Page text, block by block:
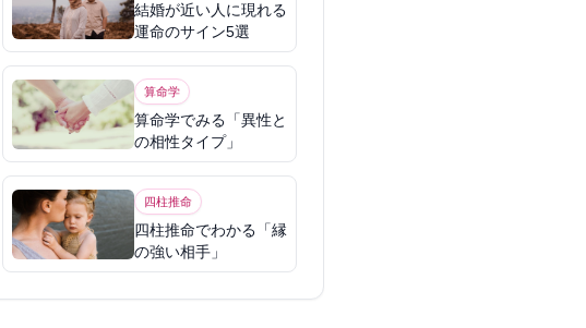
結婚が近い人に現れる
運命のサイン5選
算命学
算命学でみる「異性と
の相性タイプ」
四柱推命
四柱推命でわかる「縁
の強い相手」